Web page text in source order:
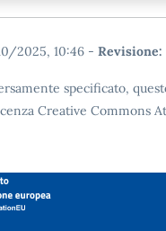
2025, 10:46 - Revisione:
specificato,
Creative Commons